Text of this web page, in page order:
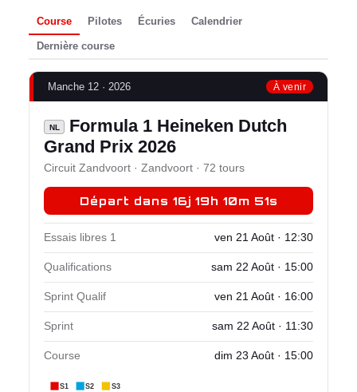
Course Pilotes Écuries Calendrier
Dernière course
Manche 12 · 2026 À venir
NL
Formula 1 Heineken Dutch
Grand Prix 2026
Circuit Zandvoort · Zandvoort · 72 tours
Départ dans 16j 19h 10m 50s
Essais libres 1 ven 21 Août · 12:30
Qualifications sam 22 Août · 15:00
Sprint Qualif ven 21 Août · 16:00
Sprint sam 22 Août · 11:30
Course dim 23 Août · 15:00
S1 S2 S3